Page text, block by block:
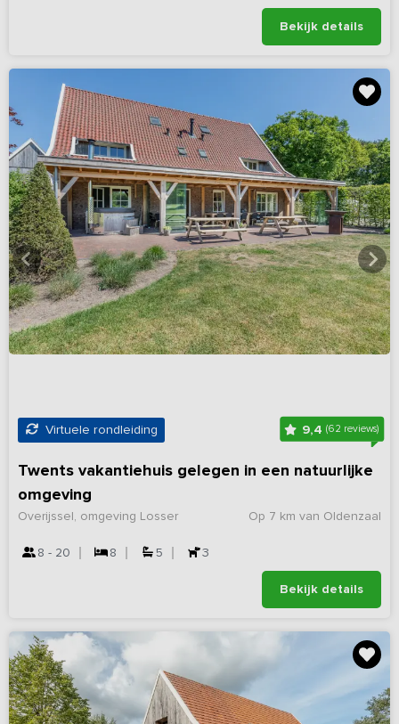
Bekijk details
Virtuele rondleiding 9,4 (62 reviews)
Twents vakantiehuis gelegen in een natuurlijke
omgeving
Op 7 km van Oldenzaal
Overijssel, omgeving Losser
8 - 20 8 5 3
Bekijk details